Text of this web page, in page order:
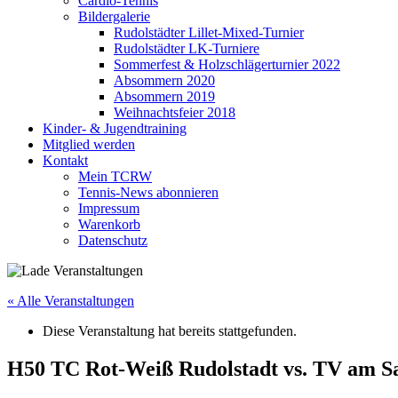
Bildergalerie
Rudolstädter Lillet-Mixed-Turnier
Rudolstädter LK-Turniere
Sommerfest & Holzschlägerturnier 2022
Absommern 2020
Absommern 2019
Weihnachtsfeier 2018
Kinder- & Jugendtraining
Mitglied werden
Kontakt
Mein TCRW
Tennis-News abonnieren
Impressum
Warenkorb
Datenschutz
« Alle Veranstaltungen
Diese Veranstaltung hat bereits stattgefunden.
H50 TC Rot-Weiß Rudolstadt vs. TV am